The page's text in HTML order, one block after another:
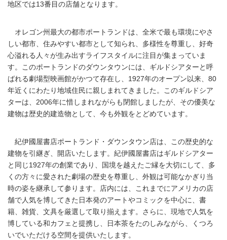
地区では13番目の店舗となります。
オレゴン州最大の都市ポートランドは、全米で最も環境にやさ
しい都市、住みやすい都市として知られ、多様性を尊重し、好奇
心溢れる人々が生み出すライフスタイルに注目が集まっていま
す。このポートランドのダウンタウンには、ギルドシアターと呼
ばれる劇場型映画館がかつて存在し、1927年のオープン以来、80
年近くにわたり地域住民に親しまれてきました。このギルドシア
ターは、2006年に惜しまれながらも閉館しましたが、その優美な
建物は歴史的建造物として、今も外観をとどめています。
紀伊國屋書店ポートランド・ダウンタウン店は、この歴史的な
建物を引継ぎ、開店いたします。紀伊國屋書店はギルドシアター
と同じ1927年の創業であり、国境を越えたご縁を大切にして、多
くの方々に愛された劇場の歴史を尊重し、外観は可能なかぎり当
時の姿を継承して参ります。店内には、これまでにアメリカの店
舗で人気を博してきた日本発のアートやコミックを中心に、書
籍、雑貨、文具を厳選して取り揃えます。さらに、現地で人気を
博している和カフェと提携し、日本茶をたのしみながら、くつろ
いでいただける空間を提供いたします。